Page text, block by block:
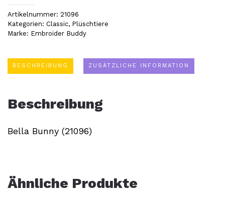
Bunny
(21096)
Menge
Artikelnummer: 21096
Kategorien: Classic, Plüschtiere
Marke: Embroider Buddy
BESCHREIBUNG ZUSÄTZLICHE INFORMATION
Beschreibung
Bella Bunny (21096)
Ähnliche Produkte